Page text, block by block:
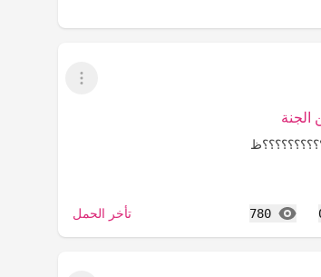
عرض القائمة
الجنة
780
المشاهدات تأخر الحمل